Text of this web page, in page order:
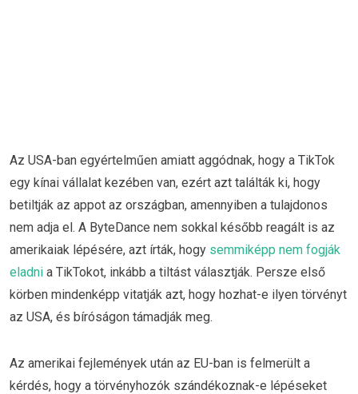
Az USA-ban egyértelműen amiatt aggódnak, hogy a TikTok
egy kínai vállalat kezében van, ezért azt találták ki, hogy
betiltják az appot az országban, amennyiben a tulajdonos
nem adja el. A ByteDance nem sokkal később reagált is az
amerikaiak lépésére, azt írták, hogy semmiképp nem fogják
eladni a TikTokot, inkább a tiltást választják. Persze első
körben mindenképp vitatják azt, hogy hozhat-e ilyen törvényt
az USA, és bíróságon támadják meg.
Az amerikai fejlemények után az EU-ban is felmerült a
kérdés, hogy a törvényhozók szándékoznak-e lépéseket